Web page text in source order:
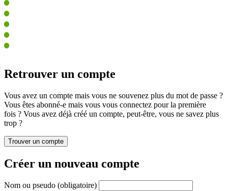
Retrouver un compte
Vous avez un compte mais vous ne souvenez plus du mot de passe ?
Vous êtes abonné-e mais vous vous connectez pour la première
fois ? Vous avez déjà créé un compte, peut-être, vous ne savez plus
trop ?
Créer un nouveau compte
Nom ou pseudo (obligatoire)